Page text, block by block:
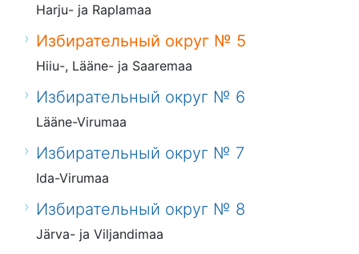
Harju- ja Raplamaa
Избирательный округ № 5
Hiiu-, Lääne- ja Saaremaa
Избирательный округ № 6
Lääne-Virumaa
Избирательный округ № 7
Ida-Virumaa
Избирательный округ № 8
Järva- ja Viljandimaa